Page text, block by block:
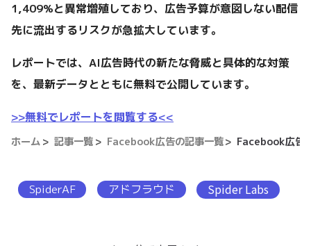
1,409%と異常増殖しており、広告予算が意図しない配信
先に流出するリスクが急拡大しています。
レポートでは、AI広告時代の新たな脅威と具体的な対策
を、最新データとともに無料で公開しています。
>>無料でレポートを閲覧する<<
ホーム 記事一覧 Facebook広告の記事一覧 Facebook広告
SpiderAF アドフラウド Spider Labs